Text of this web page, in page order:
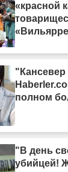
«красной
"Кансевер
полном
"В день
убийцей!